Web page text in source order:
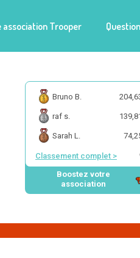
association Trooper
Bruno B.
raf s.
Sarah L.
Classement complet >
Boostez votre
association